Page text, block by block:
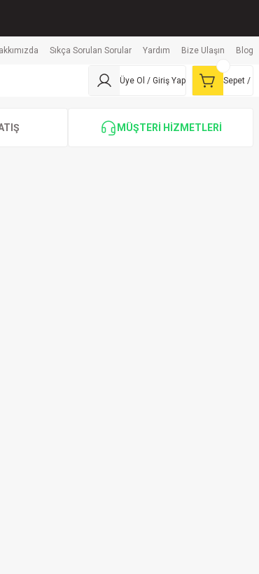
Sıkça Sorulan Sorular Yardım Bize Ulaşın Blog
Üye Ol / Giriş Yap Sepet /
MÜŞTERİ HİZMETLERİ